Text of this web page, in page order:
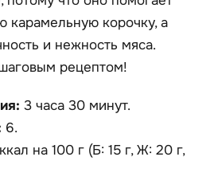
карамельную корочку, а
и нежность мяса.
рецептом!
3 часа 30 минут.
6.
на 100 г (Б: 15 г, Ж: 20 г,